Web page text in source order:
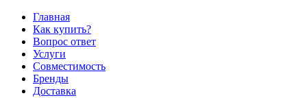
Главная
Как купить?
Вопрос ответ
Услуги
Совместимость
Бренды
Доставка